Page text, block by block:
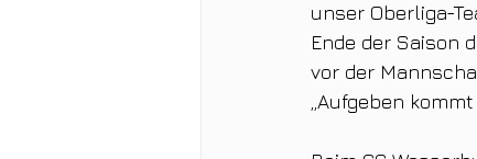
unser Oberliga-
Ende der Saison
vor der
„Aufgeben